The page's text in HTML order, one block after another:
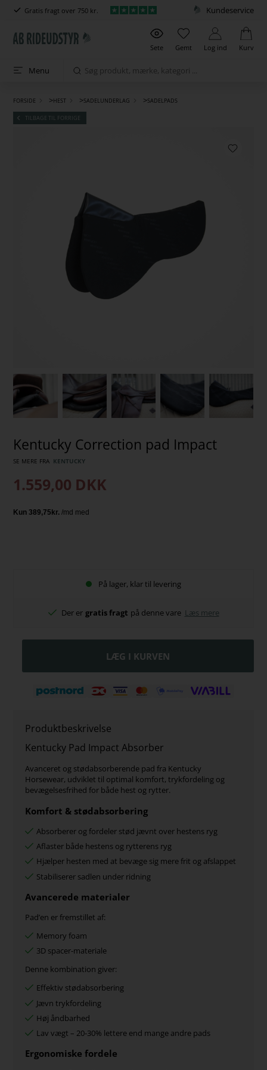
Gratis fragt over 750 kr. Kundeservice
Sete Gemt Log ind Kurv
Menu
FORSIDE >HEST >SADELUNDERLAG >SADELPADS
TILBAGE TIL FORRIGE
Kentucky Correction pad Impact
SE MERE FRA KENTUCKY
1.559,00 DKK
På lager, klar til levering
Der er gratis fragt på denne vare Læs mere
Produktbeskrivelse
Kentucky Pad Impact Absorber
Avanceret og stødabsorberende pad fra Kentucky
Horsewear, udviklet til optimal komfort, trykfordeling og
bevægelsesfrihed for både hest og rytter.
Komfort & stødabsorbering
Absorberer og fordeler stød jævnt over hestens ryg
Aflaster både hestens og rytterens ryg
Hjælper hesten med at bevæge sig mere frit og afslappet
Stabiliserer sadlen under ridning
Avancerede materialer
Pad’en er fremstillet af:
Memory foam
3D spacer-materiale
Denne kombination giver:
Effektiv stødabsorbering
Jævn trykfordeling
Høj åndbarhed
Lav vægt – 20-30% lettere end mange andre pads
Ergonomiske fordele